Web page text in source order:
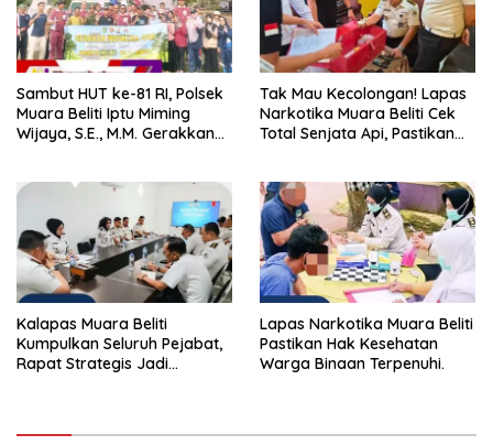
Sambut HUT ke-81 RI, Polsek
Muara Beliti Iptu Miming
Wijaya, S.E., M.M. Gerakkan
Tak Mau Kecolongan! Lapas
Narkotika Muara Beliti Cek
Total Senjata Api, Pastikan
Kalapas Muara Beliti
Kumpulkan Seluruh Pejabat,
Rapat Strategis Jadi
Lapas Narkotika Muara Beliti
Pastikan Hak Kesehatan
Warga Binaan Terpenuhi.